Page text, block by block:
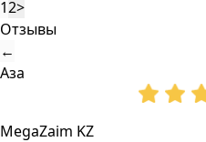
12>
Отзывы
←
Аза
MegaZaim KZ